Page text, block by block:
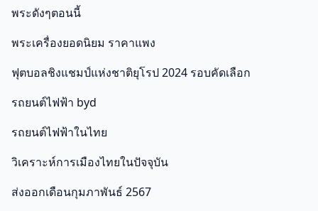
พระดังๆตอนนี้
พระเครื่องยอดนิยม ราคาแพง
ฟุตบอลชิงแชมป์แห่งชาติยุโรป 2024 รอบคัดเลือก
รถยนต์ไฟฟ้า byd
รถยนต์ไฟฟ้าในไทย
วิเคราะห์การเมืองไทยในปัจจุบัน
ส่งออกเดือนกุมภาพันธ์ 2567